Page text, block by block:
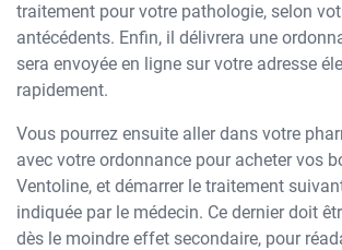
traitement pour votre pathologie, selon
antécédents. Enfin, il délivrera une
sera envoyée en ligne sur votre adresse
rapidement.
Vous pourrez ensuite aller dans votre
avec votre ordonnance pour acheter vos
Ventoline, et démarrer le traitement
indiquée par le médecin. Ce dernier doit
dès le moindre effet secondaire, pour